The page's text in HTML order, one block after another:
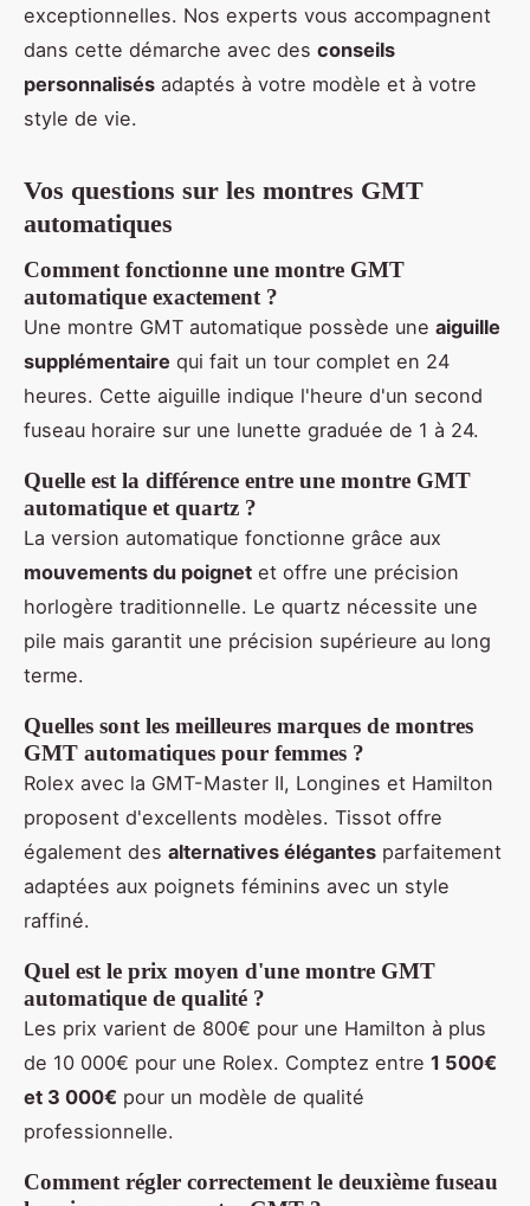
exceptionnelles. Nos experts vous accompagnent
dans cette démarche avec des conseils
personnalisés adaptés à votre modèle et à votre
style de vie.
Vos questions sur les montres GMT
automatiques
Comment fonctionne une montre GMT
automatique exactement ?
Une montre GMT automatique possède une aiguille
supplémentaire qui fait un tour complet en 24
heures. Cette aiguille indique l'heure d'un second
fuseau horaire sur une lunette graduée de 1 à 24.
Quelle est la différence entre une montre GMT
automatique et quartz ?
La version automatique fonctionne grâce aux
mouvements du poignet et offre une précision
horlogère traditionnelle. Le quartz nécessite une
pile mais garantit une précision supérieure au long
terme.
Quelles sont les meilleures marques de montres
GMT automatiques pour femmes ?
Rolex avec la GMT-Master II, Longines et Hamilton
proposent d'excellents modèles. Tissot offre
également des alternatives élégantes parfaitement
adaptées aux poignets féminins avec un style
raffiné.
Quel est le prix moyen d'une montre GMT
automatique de qualité ?
Les prix varient de 800€ pour une Hamilton à plus
de 10 000€ pour une Rolex. Comptez entre 1 500€
et 3 000€ pour un modèle de qualité
professionnelle.
Comment régler correctement le deuxième fuseau